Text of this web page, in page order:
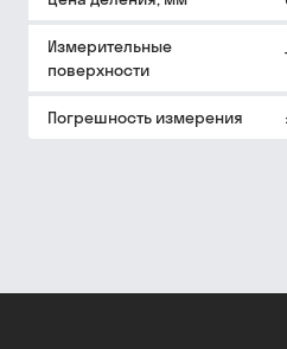
Измерительные
поверхности
Погрешность измерения